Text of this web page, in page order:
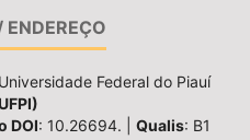
Federal do Piauí
DOI: 10.26694. | Qualis: B1